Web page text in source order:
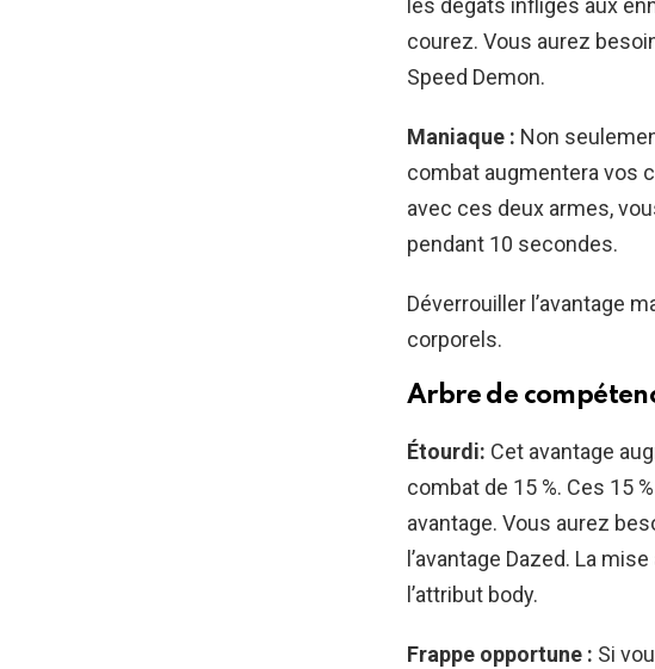
les dégâts infligés aux
courez. Vous aurez
Speed ​​​​Demon.
Maniaque : Non
combat augmentera vos
avec ces deux armes,
pendant 10 secondes.
Déverrouiller l’avantage
corporels.
Arbre de
Étourdi: Cet avantage
combat de 15 %. Ces 15
avantage. Vous aurez
l’avantage Dazed. La
l’attribut body.
Frappe opportune : Si